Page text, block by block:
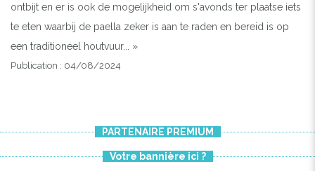
ontbijt en er is ook de mogelijkheid om s'avonds ter plaatse iets
te eten waarbij de paella zeker is aan te raden en bereid is op
een traditioneel houtvuur... »
Publication : 04/08/2024
PARTENAIRE PREMIUM
Votre bannière ici ?